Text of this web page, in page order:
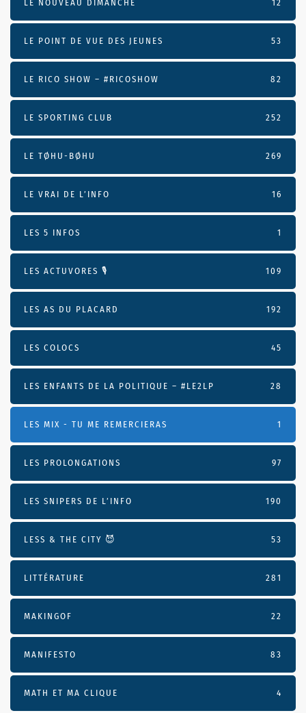
LE NOUVEAU DIMANCHE 12
LE POINT DE VUE DES JEUNES 53
LE RICO SHOW – #RICOSHOW 82
LE SPORTING CLUB 252
LE TØHU-BØHU 269
LE VRAI DE L’INFO 16
LES 5 INFOS 1
LES ACTUVORES 🎙 109
LES AS DU PLACARD 192
LES COLOCS 45
LES ENFANTS DE LA POLITIQUE – #LE2LP 28
LES MIX - TU ME REMERCIERAS 1
LES PROLONGATIONS 97
LES SNIPERS DE L’INFO 190
LESS & THE CITY 😈 53
LITTÉRATURE 281
MAKINGOF 22
MANIFESTO 83
MATH ET MA CLIQUE 4